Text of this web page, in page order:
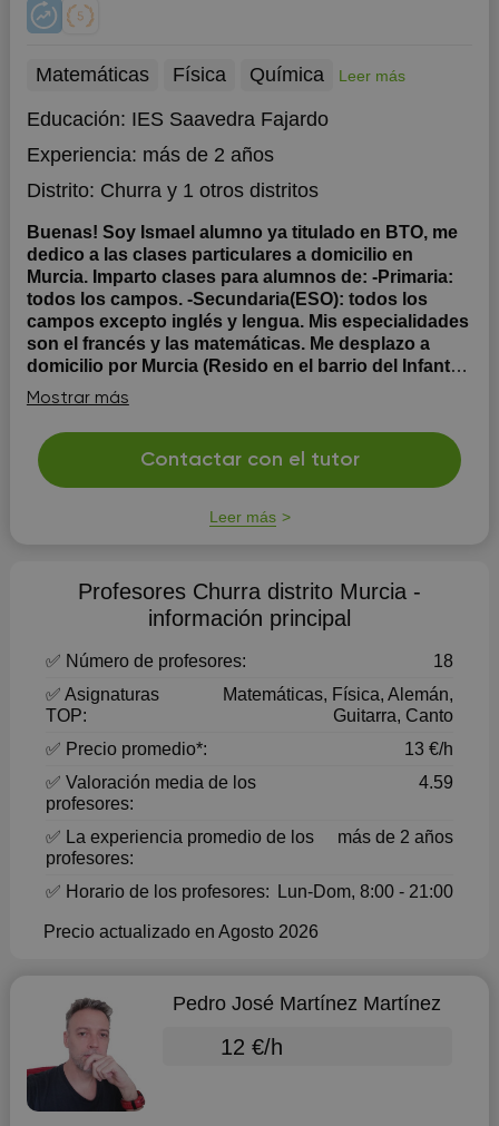
Matemáticas Física Química Leer más
Educación: IES Saavedra Fajardo
Experiencia: más de 2 años
Distrito: Churray 1 otros distritos
Buenas! Soy Ismael alumno ya titulado en BTO, me
dedico a las clases particulares a domicilio en
Murcia. Imparto clases para alumnos de: -Primaria:
todos los campos. -Secundaria(ESO): todos los
campos excepto inglés y lengua. Mis especialidades
son el francés y las matemáticas. Me desplazo a
domicilio por Murcia (Resido en el barrio del Infante)
Escríbeme sin compromisos y me comentas. Recuerda
que no pierdes nada. Siempre he amado transmitir
conocimientos con el fin de poder ayudar y no hay nada
más bonito que enseñarle a uno lo que he aprendido
sobre todo si son niños ya que son los mejores
Mostrar más
Contactar con el tutor
Leer más
Profesores Churra distrito Murcia -
información principal
✅ Número de profesores:
18
✅ Asignaturas
TOP:
Matemáticas, Física, Alemán,
Guitarra, Canto
✅ Precio promedio*:
13 €/h
✅ Valoración media de los
profesores:
4.59
✅ La experiencia promedio de los
profesores:
más de 2 años
✅ Horario de los profesores: Lun-Dom, 8:00 - 21:00
Precio actualizado en Agosto 2026
Pedro José Martínez Martínez
12 €/h